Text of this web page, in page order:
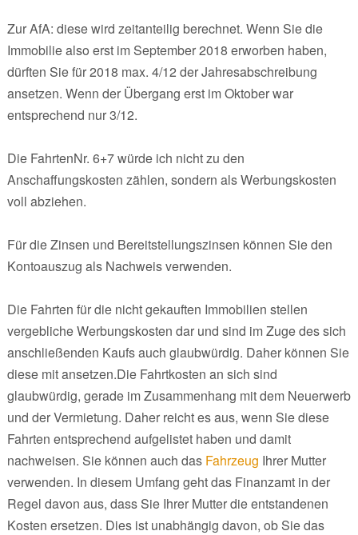
Zur AfA: diese wird zeitanteilig berechnet. Wenn Sie die
Immobilie also erst im September 2018 erworben haben,
dürften Sie für 2018 max. 4/12 der Jahresabschreibung
ansetzen. Wenn der Übergang erst im Oktober war
entsprechend nur 3/12.
Die FahrtenNr. 6+7 würde ich nicht zu den
Anschaffungskosten zählen, sondern als Werbungskosten
voll abziehen.
Für die Zinsen und Bereitstellungszinsen können Sie den
Kontoauszug als Nachweis verwenden.
Die Fahrten für die nicht gekauften Immobilien stellen
vergebliche Werbungskosten dar und sind im Zuge des sich
anschließenden Kaufs auch glaubwürdig. Daher können Sie
diese mit ansetzen.Die Fahrtkosten an sich sind
glaubwürdig, gerade im Zusammenhang mit dem Neuerwerb
und der Vermietung. Daher reicht es aus, wenn Sie diese
Fahrten entsprechend aufgelistet haben und damit
nachweisen. Sie können auch das Fahrzeug Ihrer Mutter
verwenden. In diesem Umfang geht das Finanzamt in der
Regel davon aus, dass Sie Ihrer Mutter die entstandenen
Kosten ersetzen. Dies ist unabhängig davon, ob Sie das